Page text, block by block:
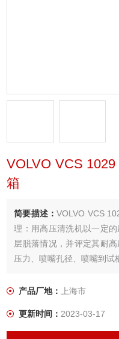
VOLVO VCS
箱
简要描述：VOLVO VCS
理：用高压清洗机以一定
层脱落情况，并评定其耐
压力、喷嘴孔径、喷嘴到试
往复频率及试板表
产品厂地：上海市
更新时间：2023-03-17